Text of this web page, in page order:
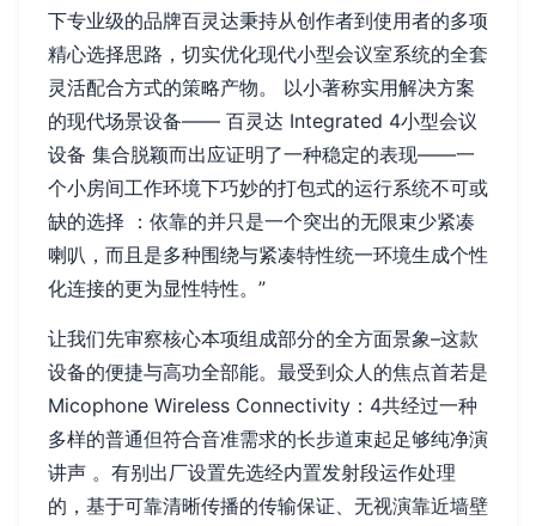
下专业级的品牌百灵达秉持从创作者到使用者的多项
精心选择思路，切实优化现代小型会议室系统的全套
灵活配合方式的策略产物。 以小著称实用解决方案
的现代场景设备—— 百灵达 Integrated 4小型会议
设备 集合脱颖而出应证明了一种稳定的表现——一
个小房间工作环境下巧妙的打包式的运行系统不可或
缺的选择 ：依靠的并只是一个突出的无限束少紧凑
喇叭，而且是多种围绕与紧凑特性统一环境生成个性
化连接的更为显性特性。”
让我们先审察核心本项组成部分的全方面景象–这款
设备的便捷与高功全部能。最受到众人的焦点首若是
Micophone Wireless Connectivity：4共经过一种
多样的普通但符合音准需求的长步道束起足够纯净演
讲声 。有别出厂设置先选经内置发射段运作处理
的，基于可靠清晰传播的传输保证、无视演靠近墙壁